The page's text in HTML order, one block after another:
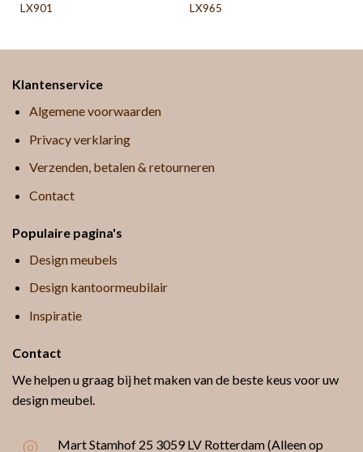
LX901 LX965
Klantenservice
Algemene voorwaarden
Privacy verklaring
Verzenden, betalen & retourneren
Contact
Populaire pagina's
Design meubels
Design kantoormeubilair
Inspiratie
Contact
We helpen u graag bij het maken van de beste keus voor uw
design meubel.
Mart Stamhof 25 3059 LV Rotterdam (Alleen op